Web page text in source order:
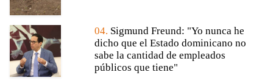
04. Sigmund Freund: "Yo nunca he
dicho que el Estado dominicano no
sabe la cantidad de empleados
públicos que tiene"